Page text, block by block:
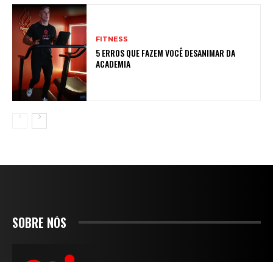
FITNESS
5 ERROS QUE FAZEM VOCÊ DESANIMAR DA
ACADEMIA
SOBRE NÓS